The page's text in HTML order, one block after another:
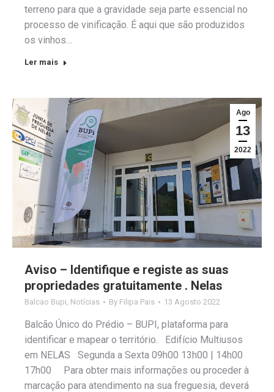
terreno para que a gravidade seja parte essencial no
processo de vinificação. É aqui que são produzidos
os vinhos…
Ler mais
Ago
13
2022
Aviso – Identifique e registe as suas
propriedades gratuitamente . Nelas
Balcao Bupi Notícias By Filipa Pais 13 Agosto 2022
Balcão Único do Prédio – BUPI, plataforma para
identificar e mapear o território. Edifício Multiusos
em NELAS Segunda a Sexta 09h00 13h00 | 14h00
17h00 Para obter mais informações ou proceder à
marcação para atendimento na sua freguesia, deverá